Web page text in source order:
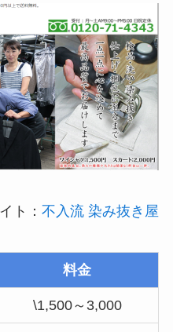
ト：不入流 染み抜き屋
料金
\1,500～3,000